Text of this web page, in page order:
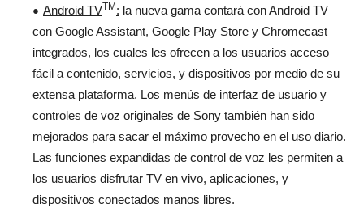
Android TVTM : la nueva gama contará con Android TV
con Google Assistant, Google Play Store y Chromecast
integrados, los cuales les ofrecen a los usuarios acceso
fácil a contenido, servicios, y dispositivos por medio de su
extensa plataforma. Los menús de interfaz de usuario y
controles de voz originales de Sony también han sido
mejorados para sacar el máximo provecho en el uso diario.
Las funciones expandidas de control de voz les permiten a
los usuarios disfrutar TV en vivo, aplicaciones, y
dispositivos conectados manos libres.